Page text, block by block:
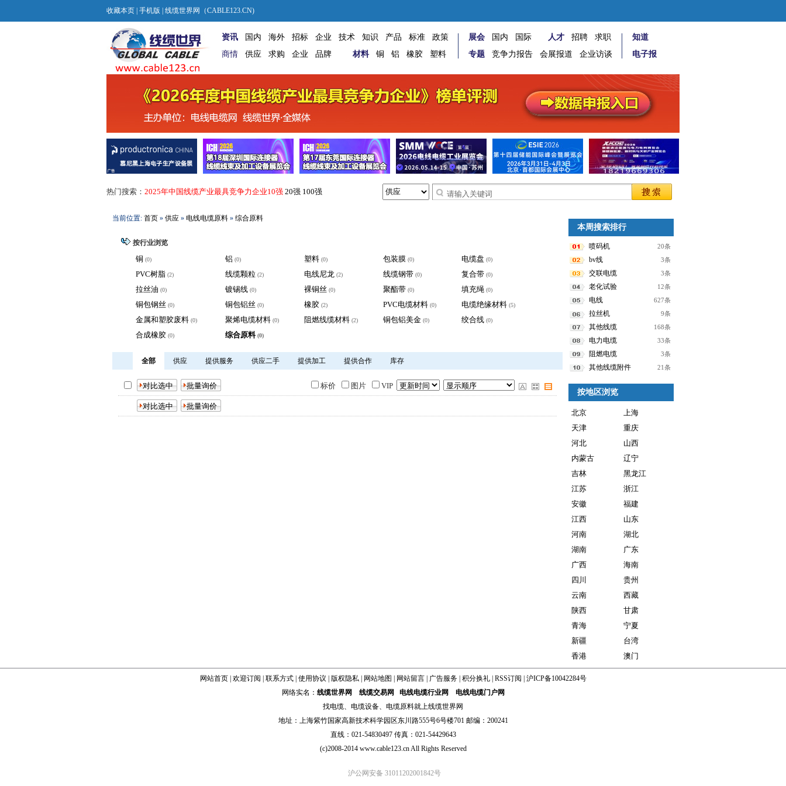
收藏本页 手机版 | 线缆世界网（CABLE123.CN)
资讯 国内 海外 招标 企业 技术 知识 产品 标准
政策
商情
供应 求购 企业 品牌 材料 铜 铝 橡胶 塑料
展会 国内 国际 人才 招聘
求职
专题
竞争力报告 会展报道 企业访谈
知道
电子报
热门搜索： 2025年中国线缆产业最具竞争力企业10强 20强 100强
当前位置: 首页 » 供应 » 电线电缆原料 » 综合原料
按行业浏览
铜 (0) 铝 (0) 塑料 (0) 包装膜 (0) 电缆盘 (0)
PVC树脂 (2) 线缆颗粒 (2) 电线尼龙 (2) 线缆钢带 (0) 复合带 (0)
拉丝油 (0) 镀锡线 (0) 裸铜丝 (0) 聚酯带 (0) 填充绳 (0)
铜包钢丝 (0) 铜包铝丝 (0) 橡胶 (2) PVC电缆材料 (0) 电缆绝缘材料 (5)
金属和塑胶废料 (0) 聚烯电缆材料 (0) 阻燃线缆材料 (2) 铜包铝美金 (0) 绞合线 (0)
合成橡胶 (0) 综合原料 (0)
全部 供应 提供服务 供应二手 提供加工 提供合作 库存
标价 图片 VIP
本周搜索排行
20条
喷码机
3条
bv线
3条
交联电缆
12条
老化试验
627条
电线
9条
拉丝机
168条
其他线缆
33条
电力电缆
3条
阻燃电缆
21条
其他线缆附件
按地区浏览
北京
上海
天津
重庆
河北
山西
内蒙古
辽宁
吉林
黑龙江
江苏
浙江
安徽
福建
江西
山东
河南
湖北
湖南
广东
广西
海南
四川
贵州
云南
西藏
陕西
甘肃
青海
宁夏
新疆
台湾
香港
澳门
网站首页| 欢迎订阅 联系方式| 使用协议 版权隐私| 网站地图 网站留言| 广告服务| 积分换礼| RSS订阅
沪ICP备10042284号
网络实名： 线缆世界网 线缆交易网 电线电缆行业网
电线电缆门户网
找电缆、 电缆设备、 电缆原料就上线缆世界网
地址：上海紫竹国家高新技术科学园区东川路555号6号楼701 邮编：200241
直线：021-54830497 传真：021-54429643
(c)2008-2014 www.cable123.cn All Rights Reserved
沪公网安备 31011202001842号